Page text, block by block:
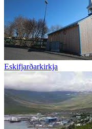
Eskifjarðarkirkja